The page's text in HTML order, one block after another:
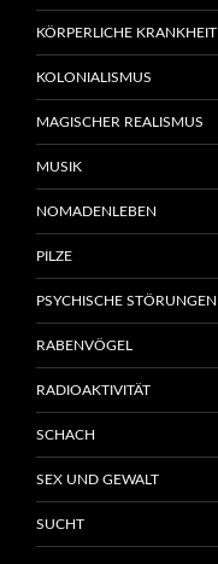
KÖRPERLICHE KRANKHEIT
KOLONIALISMUS
MAGISCHER REALISMUS
MUSIK
NOMADENLEBEN
PILZE
PSYCHISCHE STÖRUNGEN
RABENVÖGEL
RADIOAKTIVITÄT
SCHACH
SEX UND GEWALT
SUCHT